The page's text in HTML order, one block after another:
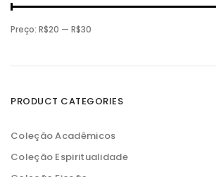
P
r
o
n
i
P
r
o
x
i
Preço: R$20 — R$30
PRODUCT CATEGORIES
Coleção Acadêmicos
Coleção Espiritualidade